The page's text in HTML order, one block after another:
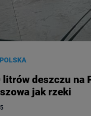
POLSKA
litrów deszczu na
jak rzeki